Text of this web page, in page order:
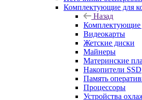
Комплектующие для
Назад
Комплектующие
Видеокарты
Жетские диски
Майнеры
Материнские
Накопители SSD
Память
Процессоры
Устройства